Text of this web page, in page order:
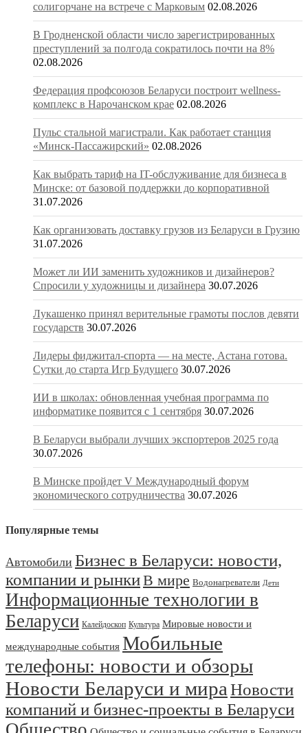
солигорчане на встрече с Марковым 02.08.2026
В Гродненской области число зарегистрированных
преступлений за полгода сократилось почти на 8%
02.08.2026
Федерация профсоюзов Беларуси построит wellness-
комплекс в Нарочанском крае 02.08.2026
Пульс стальной магистрали. Как работает станция
«Минск-Пассажирский» 02.08.2026
Как выбрать тариф на IT-обслуживание для бизнеса в
Минске: от базовой поддержки до корпоративной
31.07.2026
Как организовать доставку грузов из Беларуси в Грузию
31.07.2026
Может ли ИИ заменить художников и дизайнеров?
Спросили у художницы и дизайнера 30.07.2026
Лукашенко принял верительные грамоты послов девяти
государств 30.07.2026
Лидеры фиджитал-спорта — на месте, Астана готова.
Сутки до старта Игр Будущего 30.07.2026
ИИ в школах: обновленная учебная программа по
информатике появится с 1 сентября 30.07.2026
В Беларуси выбрали лучших экспортеров 2025 года
30.07.2026
В Минске пройдет V Международный форум
экономического сотрудничества 30.07.2026
Популярные темы
Автомобили Бизнес в Беларуси: новости,
компании и рынкиВ мире Водонагреватели Дети
Информационные технологии в
Беларуси Калейдоскоп Культура Мировые новости и
международные события Мобильные
телефоны: новости и обзоры
Новости Беларуси и мира Новости
компаний и бизнес-проекты в Беларуси